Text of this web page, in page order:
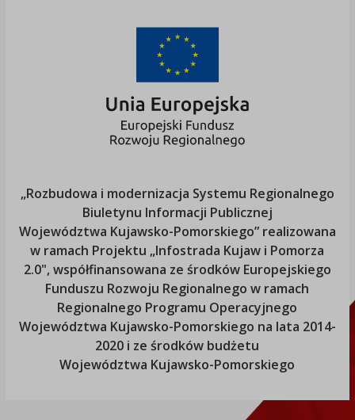
„Rozbudowa i modernizacja Systemu Regionalnego
Biuletynu Informacji Publicznej
Województwa Kujawsko-Pomorskiego” realizowana
w ramach Projektu „Infostrada Kujaw i Pomorza
2.0", współfinansowana ze środków Europejskiego
Funduszu Rozwoju Regionalnego w ramach
Regionalnego Programu Operacyjnego
Województwa Kujawsko-Pomorskiego na lata 2014-
2020 i ze środków budżetu
Województwa Kujawsko-Pomorskiego